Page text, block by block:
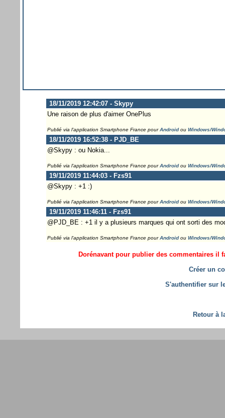
18/11/2019 12:42:07 - Skypy
Une raison de plus d'aimer OnePlus
Publié via l'application Smartphone France pourAndroidou Windows/
18/11/2019 16:52:38 - PJD_BE
@Skypy : ou Nokia...
Publié via l'application Smartphone France pourAndroidou Windows/
19/11/2019 11:44:03 - Fzs91
@Skypy : +1 :)
Publié via l'application Smartphone France pourAndroidou Windows/
19/11/2019 11:46:11 - Fzs91
@PJD_BE : +1 il y a plusieurs marques qui ont sorti des
Publié via l'application Smartphone France pourAndroidou Windows/
Dorénavant pour publier des commentaires il
Créer un
S'authentifier sur
Retour à